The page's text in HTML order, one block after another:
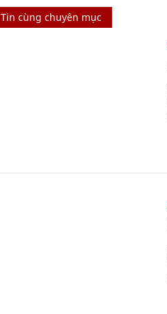
Tin cùng chuyên mục